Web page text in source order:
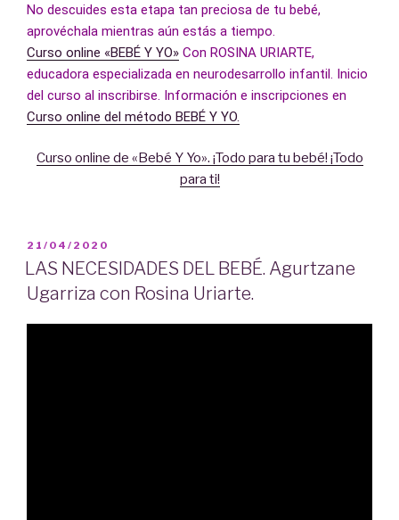
No descuides esta etapa tan preciosa de tu bebé,
aprovéchala mientras aún estás a tiempo.
Curso online «BEBÉ Y YO» Con ROSINA URIARTE,
educadora especializada en neurodesarrollo infantil. Inicio
Curso online del método BEBÉ Y YO.
Curso online de «Bebé Y Yo». ¡Todo para tu bebé! ¡Todo
para ti!
PUBLICADO
EL
21/04/2020
LAS NECESIDADES DEL BEBÉ. Agurtzane
Ugarriza con Rosina Uriarte.